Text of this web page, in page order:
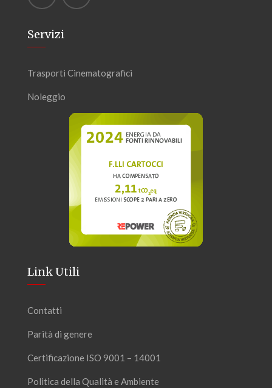
Servizi
Trasporti Cinematografici
Noleggio
Link Utili
Contatti
Parità di genere
Certificazione ISO 9001 – 14001
Politica della Qualità e Ambiente